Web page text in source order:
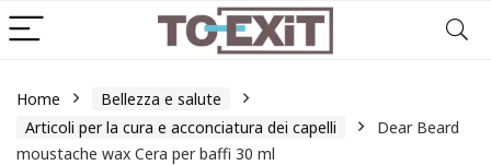
Home
Bellezza e salute
Articoli per la cura e acconciatura dei capelli
Dear Beard
moustache wax Cera per baffi 30 ml